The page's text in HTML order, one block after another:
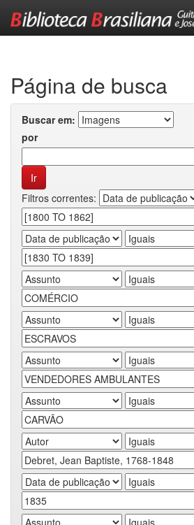
Página de busca
Buscar em:
por
Filtros correntes: